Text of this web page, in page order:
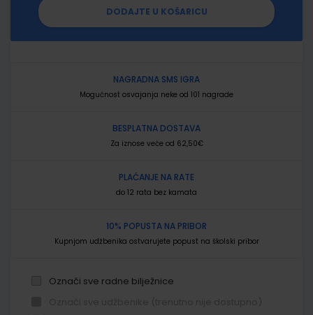
DODAJTE U KOŠARICU
NAGRADNA SMS IGRA
Mogućnost osvajanja neke od 101 nagrade
BESPLATNA DOSTAVA
Za iznose veće od 62,50€
PLAĆANJE NA RATE
do 12 rata bez kamata
10% POPUSTA NA PRIBOR
Kupnjom udžbenika ostvarujete popust na školski pribor
Označi sve radne bilježnice